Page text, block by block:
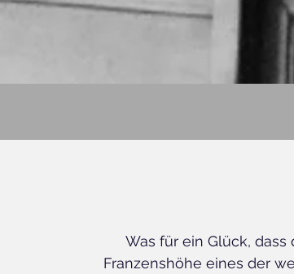
Was für ein Glück, dass
Franzenshöhe eines der